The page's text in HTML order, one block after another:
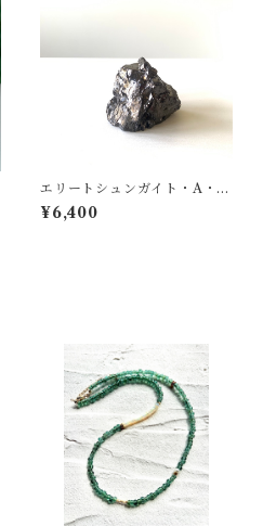
エリートシュンガイト・A・ラ
フ原石・（ノーブルシュンガ
イト）
¥6,400